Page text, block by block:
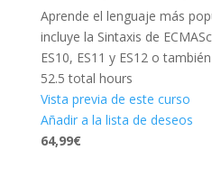
Aprende el lenguaje más
incluye la Sintaxis de
ES10, ES11 y ES12 o
52.5 total hours
Vista previa de este curso
Añadir a la lista de deseos
64,99€